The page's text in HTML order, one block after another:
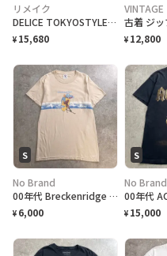
リメイク
DELICE TOKYOSTYLE 70s crackアート リメイクシャツ XL
¥ 15,680
VINTAGE
¥ 12,800
S
No Brand
00年代 Breckenridge スキー グラフィックプリントTシャツ メンズS 古着 00s Y2K VINTAGE ヴィンテージ スキーリゾート ブレッケンリッジ ピンガール バックプリント アドバタイジング
¥ 6,000
S
No Brand
¥ 15,000